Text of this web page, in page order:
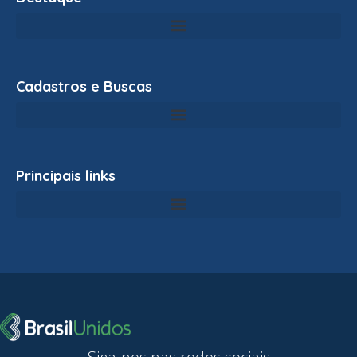
Cadastros e Buscas
Principais links